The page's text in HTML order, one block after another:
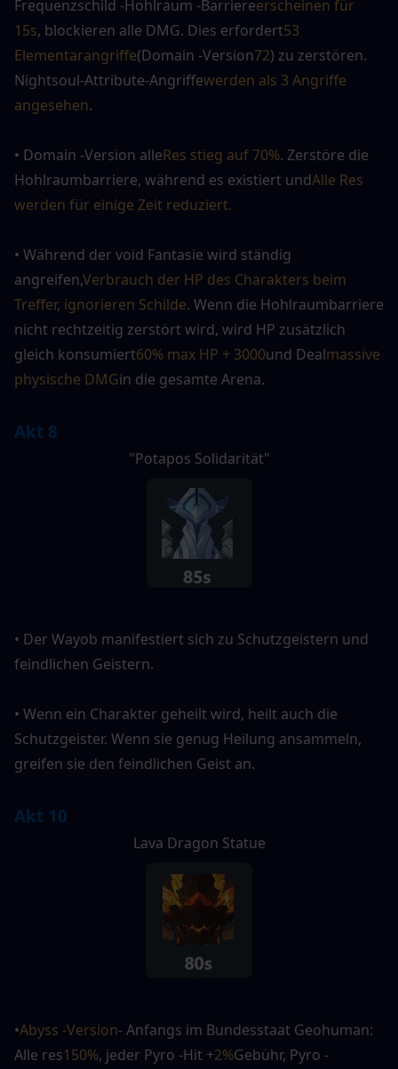
Frequenzschild -Hohlraum -Barriereerscheinen für
15s, blockieren alle DMG. Dies erfordert53
Elementarangriffe(Domain -Version72) zu zerstören.
Nightsoul-Attribute-Angriffewerden als 3 Angriffe
angesehen.
• Domain -Version alleRes stieg auf 70%. Zerstöre die
Hohlraumbarriere, während es existiert undAlle Res
werden für einige Zeit reduziert.
• Während der void Fantasie wird ständig
angreifen,Verbrauch der HP des Charakters beim
Treffer, ignorieren Schilde. Wenn die Hohlraumbarriere
nicht rechtzeitig zerstört wird, wird HP zusätzlich
gleich konsumiert60% max HP + 3000und Dealmassive
physische DMGin die gesamte Arena.
Akt 8
"Potapos Solidarität"
• Der Wayob manifestiert sich zu Schutzgeistern und
feindlichen Geistern.
• Wenn ein Charakter geheilt wird, heilt auch die
Schutzgeister. Wenn sie genug Heilung ansammeln,
greifen sie den feindlichen Geist an.
Akt 10
Lava Dragon Statue
•Abyss -Version- Anfangs im Bundesstaat Geohuman:
Alle res150%, jeder Pyro -Hit +2%Gebühr, Pyro -